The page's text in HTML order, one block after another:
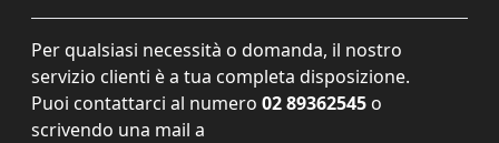
Per qualsiasi necessità o domanda, il nostro
servizio clienti è a tua completa disposizione.
Puoi contattarci al numero 02 89362545 o
scrivendo una mail a